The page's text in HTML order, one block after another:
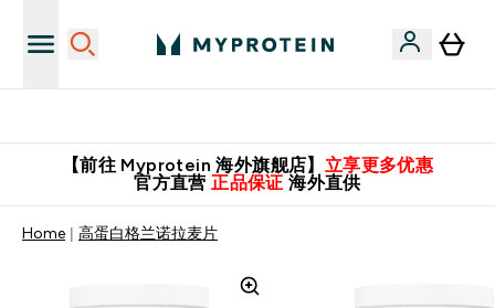
【前往 Myprotein 海外旗舰店】 立享更多优惠
官方直营 正品保证 海外直供
Home 高蛋白格兰诺拉麦片